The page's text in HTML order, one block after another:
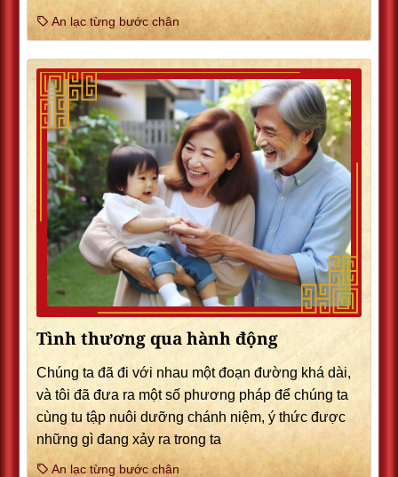
An lạc từng bước chân
Tình thương qua hành động
Chúng ta đã đi với nhau một đoạn đường khá dài,
và tôi đã đưa ra một số phương pháp để chúng ta
cùng tu tập nuôi dưỡng chánh niệm, ý thức được
những gì đang xảy ra trong ta
An lạc từng bước chân